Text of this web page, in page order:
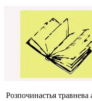
Розпочинаєтья травнева